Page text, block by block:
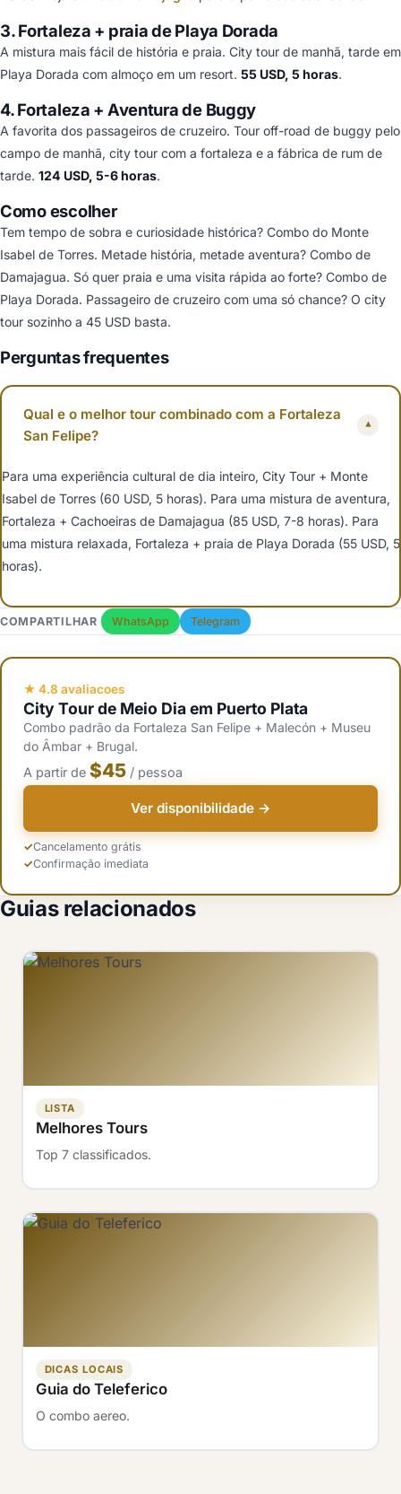
3. Fortaleza + praia de Playa Dorada
A mistura mais fácil de história e praia. City tour de manhã, tarde em
Playa Dorada com almoço em um resort. 55 USD, 5 horas.
4. Fortaleza + Aventura de Buggy
A favorita dos passageiros de cruzeiro. Tour off-road de buggy pelo
campo de manhã, city tour com a fortaleza e a fábrica de rum de
tarde. 124 USD, 5-6 horas.
Como escolher
Tem tempo de sobra e curiosidade histórica? Combo do Monte
Isabel de Torres. Metade história, metade aventura? Combo de
Damajagua. Só quer praia e uma visita rápida ao forte? Combo de
Playa Dorada. Passageiro de cruzeiro com uma só chance? O city
tour sozinho a 45 USD basta.
Perguntas frequentes
Qual e o melhor tour combinado com a Fortaleza
San Felipe?
▾
Para uma experiência cultural de dia inteiro, City Tour + Monte
Isabel de Torres (60 USD, 5 horas). Para uma mistura de aventura,
Fortaleza + Cachoeiras de Damajagua (85 USD, 7-8 horas). Para
uma mistura relaxada, Fortaleza + praia de Playa Dorada (55 USD, 5
horas).
COMPARTILHAR WhatsApp Telegram
★ 4.8 avaliacoes
City Tour de Meio Dia em Puerto Plata
Combo padrão da Fortaleza San Felipe + Malecón + Museu
do Âmbar + Brugal.
A partir de $45 / pessoa
Ver disponibilidade →
Cancelamento grátis
Confirmação imediata
Guias relacionados
LISTA
Melhores Tours
Top 7 classificados.
DICAS LOCAIS
Guia do Teleferico
O combo aereo.